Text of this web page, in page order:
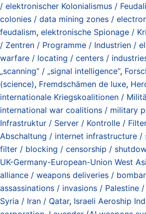
/ elektronischer Kolonialismus /
colonies / data mining zones /
feudalism, elektronische Spionage /
/ Zentren / Programme / Industrien /
warfare / locating / centers /
„scanning“ / „signal intelligence“,
(science), Fremdschämen de luxe,
internationale Kriegskoalitionen /
international war coalitions / military
Infrastruktur / Server / Kontrolle /
Abschaltung / internet infrastructure
filter / blocking / censorship /
UK-Germany-European-Union West
alliance / weapons deliveries /
assassinations / invasions / Palestine
Syria / Iran / Qatar, Israeli Aeroship